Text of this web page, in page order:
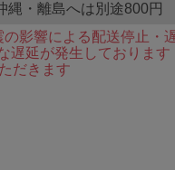
縄・離島へは別途800円
影響による配送停止・
遅延が発生しております
だきます